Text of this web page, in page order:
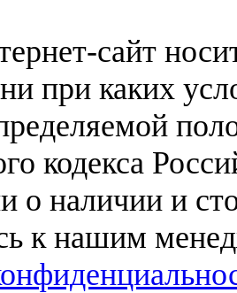
сайт
при каких
кодекса
о наличии и
к нашим